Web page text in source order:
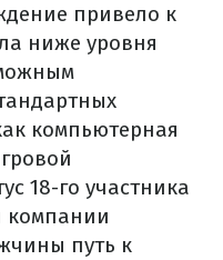
привело к
ниже уровня
компьютерная
18-го участника
компании
путь к